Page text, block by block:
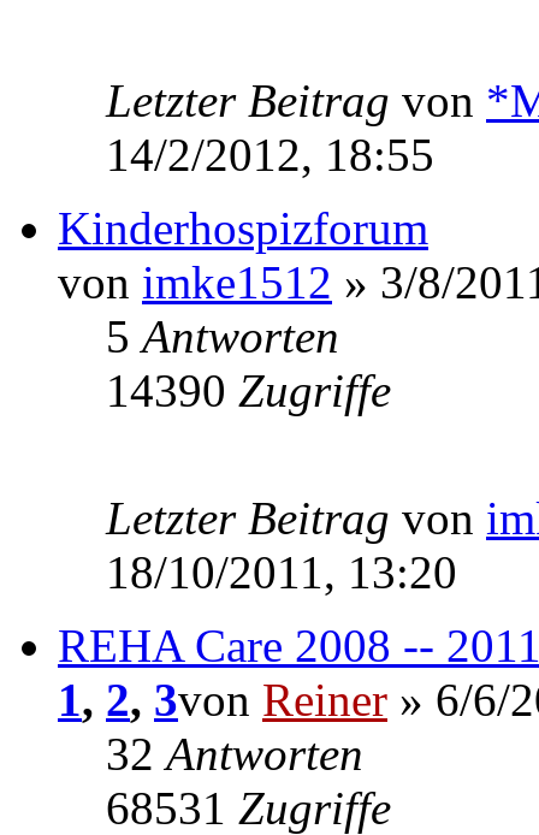
Letzter Beitrag von
14/2/2012, 18:55
Kinderhospizforum
von imke1512 » 3/8/
5Antworten
14390 Zugriffe
Letzter Beitrag von
18/10/2011, 13:20
REHA Care 2008 --
1, 2, 3von Reiner » 6/6/
32Antworten
68531 Zugriffe